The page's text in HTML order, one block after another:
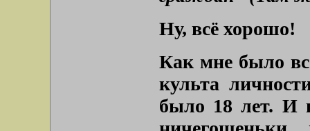
Ну, всё хорошо!
Как мне было
культа
было 18 лет. И